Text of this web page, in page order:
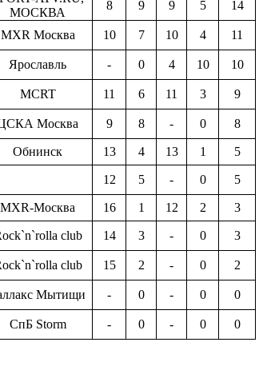
МОСКВА
8 9 9 5 14
MXR Москва 10 7 10 4 11
Ярославль - 0 4 10 10
MCRT 11 6 11 3 9
Москва 9 8 - 0 8
Обнинск 13 4 13 1 5
12 5 - 0 5
MXR-Москва 16 1 12 2 3
club 14 3 - 0 3
club 15 2 - 0 2
Мытищи - 0 - 0 0
СпБ Storm - 0 - 0 0